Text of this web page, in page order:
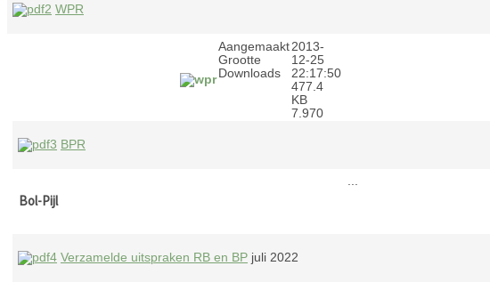
WPR
Aangemaakt
Grootte
Downloads
2013-
12-25
22:17:50
477.4
KB
7.970
BPR
Bol-Pijl
Verzamelde uitspraken RB en BP juli 2022